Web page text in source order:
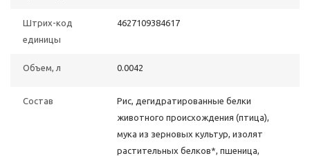
Штрих-код
единицы
4627109384617
Объем, л 0.0042
Состав
Рис, дегидратированные белки
животного происхождения (птица),
мука из зерновых культур, изолят
растительных белков*, пшеница,